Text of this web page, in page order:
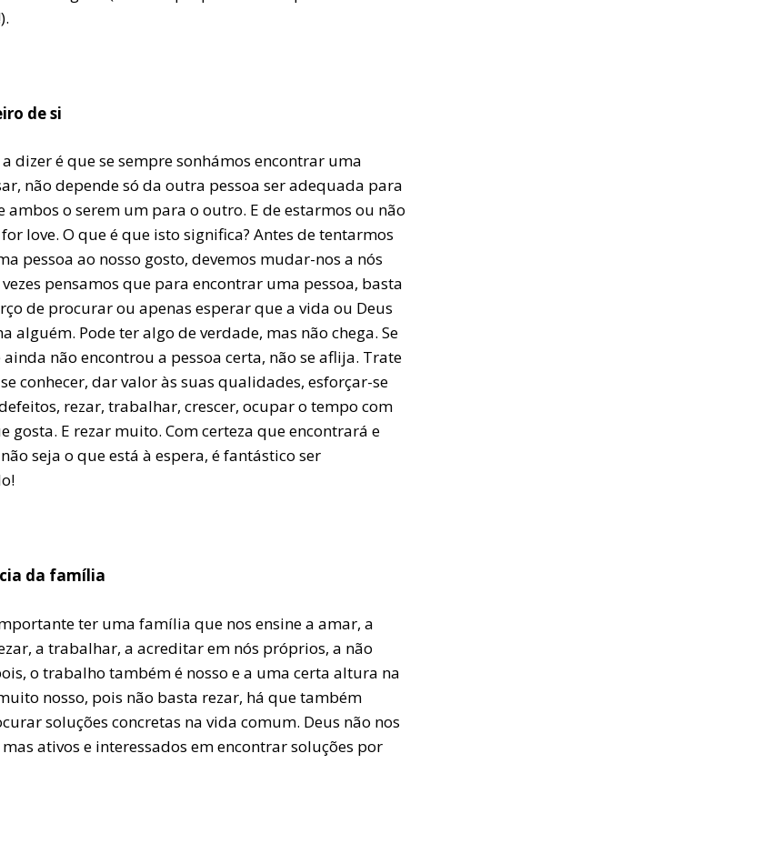
de si
dizer é que se sempre sonhámos encontrar uma
não depende só da outra pessoa ser adequada para
ambos o serem um para o outro. E de estarmos ou não
for love. O que é que isto significa? Antes de tentarmos
pessoa ao nosso gosto, devemos mudar-nos a nós
pensamos que para encontrar uma pessoa, basta
de procurar ou apenas esperar que a vida ou Deus
alguém. Pode ter algo de verdade, mas não chega. Se
não encontrou a pessoa certa, não se aflija. Trate
conhecer, dar valor às suas qualidades, esforçar-se
rezar, trabalhar, crescer, ocupar o tempo com
gosta. E rezar muito. Com certeza que encontrará e
seja o que está à espera, é fantástico ser
da família
ter uma família que nos ensine a amar, a
a trabalhar, a acreditar em nós próprios, a não
o trabalho também é nosso e a uma certa altura na
nosso, pois não basta rezar, há que também
soluções concretas na vida comum. Deus não nos
mas ativos e interessados em encontrar soluções por